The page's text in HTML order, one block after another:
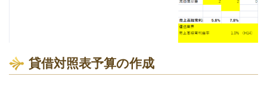
貸借対照表予算の作成